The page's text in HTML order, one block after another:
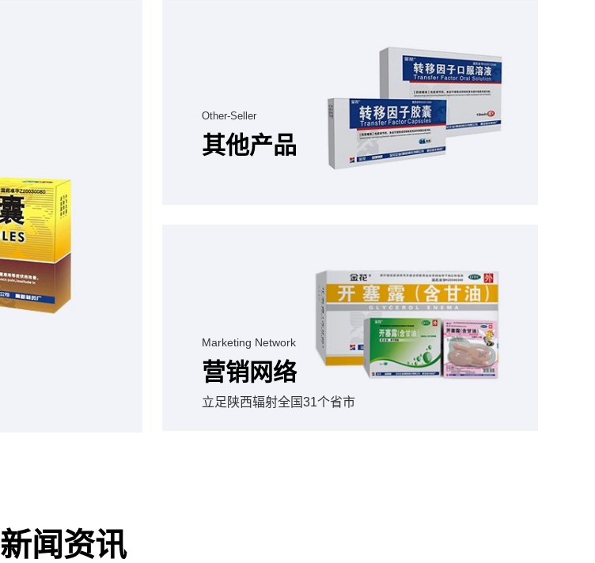
Other-Seller
其他产品
Marketing Network
营销网络
立足陕西辐射全国31个省市
新闻资讯